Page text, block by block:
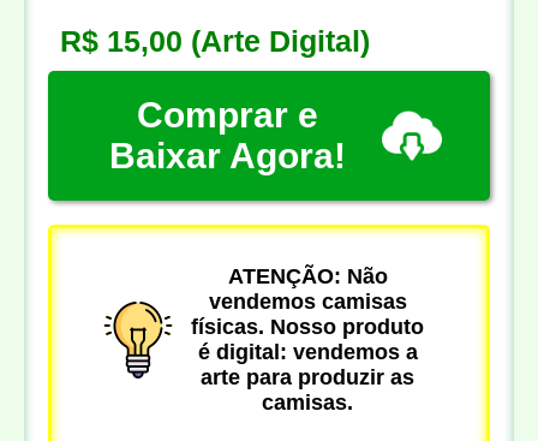
R$ 15,00 (Arte Digital)
Comprar e
Baixar Agora!
ATENÇÃO: Não
vendemos camisas
físicas. Nosso produto
é digital: vendemos a
arte para produzir as
camisas.